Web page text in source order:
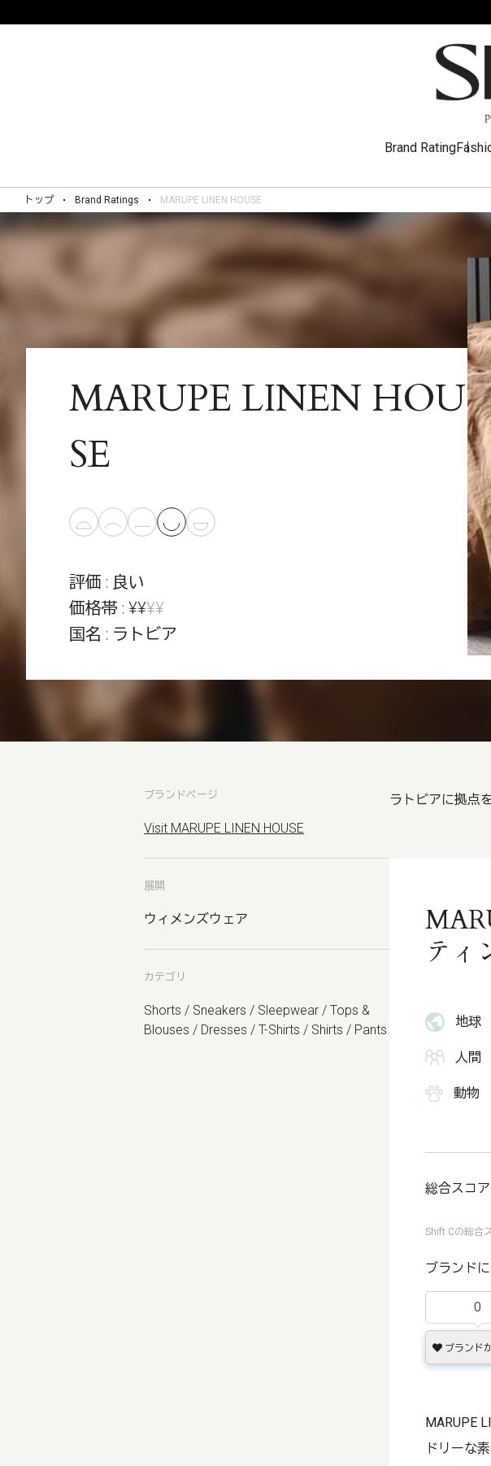
Brand Rating
トップ Brand Ratings MARUPE LINEN HOUSE
MARUPE LINEN HOU
SE
評価 : 良い
価格帯 : ¥¥¥¥
国名 : ラトビア
ラトビアに拠点
ティ
地球
人間
動物
総合スコ
Shift Cの総合
ブランド
0
ブランド
MARUPE
ドリーな
ブランドページ
Visit MARUPE LINEN HOUSE
展開
ウィメンズウェア
カテゴリ
Shorts / Sneakers / Sleepwear / Tops &
Blouses / Dresses / T-Shirts / Shirts / Pants